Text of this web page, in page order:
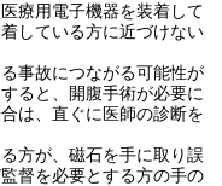
療用電子機器を装着して
している方に近づけない
事故につながる可能性が
ると、開腹手術が必要に
は、直ぐに医師の診断を
方が、磁石を手に取り誤
督を必要とする方の手の